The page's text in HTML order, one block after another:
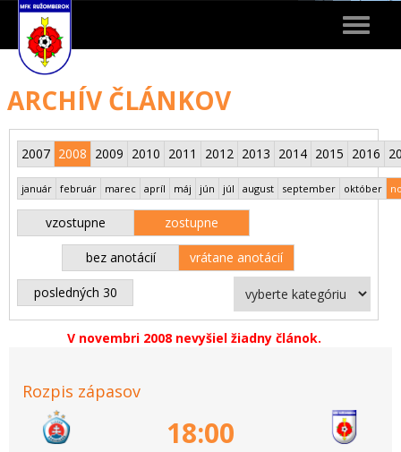
Toggle
ARCHÍV ČLÁNKOV
2007 2008 2009 2010 2011 2012 2013 2014 2015 2016
január február marec apríl máj jún júl august september október
vzostupne zostupne
bez anotácií vrátane anotácií
posledných 30
V novembri 2008 nevyšiel žiadny článok.
Rozpis zápasov
18:00